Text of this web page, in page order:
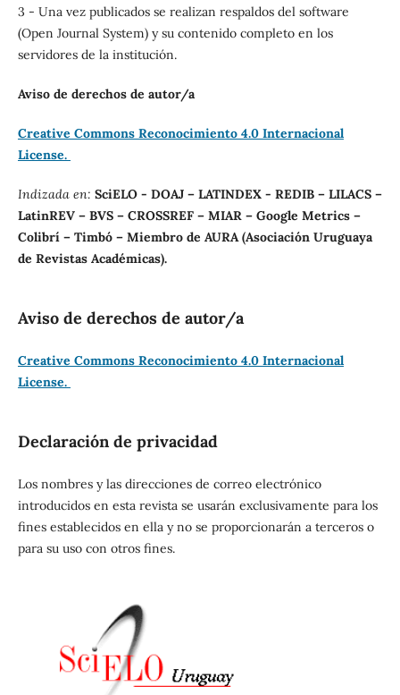
3 - Una vez publicados se realizan respaldos del software
(Open Journal System) y su contenido completo en los
servidores de la institución.
Aviso de derechos de autor/a
Creative Commons Reconocimiento 4.0 Internacional
License.
Indizada en: SciELO - DOAJ – LATINDEX - REDIB – LILACS –
LatinREV – BVS – CROSSREF – MIAR – Google Metrics –
Colibrí – Timbó – Miembro de AURA (Asociación Uruguaya
de Revistas Académicas).
Aviso de derechos de autor/a
Creative Commons Reconocimiento 4.0 Internacional
License.
Declaración de privacidad
Los nombres y las direcciones de correo electrónico
introducidos en esta revista se usarán exclusivamente para los
fines establecidos en ella y no se proporcionarán a terceros o
para su uso con otros fines.